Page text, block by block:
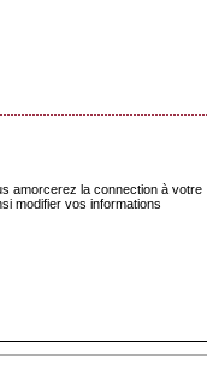
amorcerez la connection à votre
modifier vos informations